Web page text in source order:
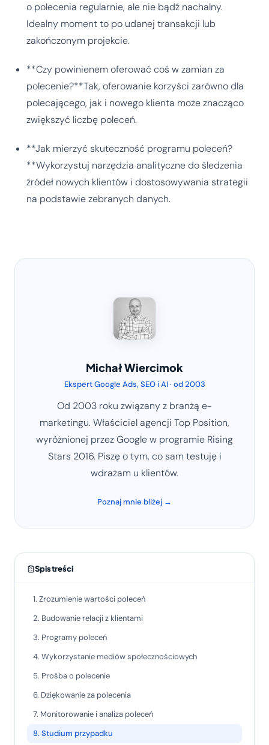
o polecenia regularnie, ale nie bądź nachalny.
Idealny moment to po udanej transakcji lub
zakończonym projekcie.
**Czy powinienem oferować coś w zamian za
polecenie?**Tak, oferowanie korzyści zarówno dla
polecającego, jak i nowego klienta może znacząco
zwiększyć liczbę poleceń.
**Jak mierzyć skuteczność programu poleceń?
**Wykorzystuj narzędzia analityczne do śledzenia
źródeł nowych klientów i dostosowywania strategii
na podstawie zebranych danych.
Michał Wiercimok
Ekspert Google Ads, SEO i AI · od 2003
Od 2003 roku związany z branżą e-
marketingu. Właściciel agencji Top Position,
wyróżnionej przez Google w programie Rising
Stars 2016. Piszę o tym, co sam testuję i
wdrażam u klientów.
Poznaj mnie bliżej →
Spis treści
1. Zrozumienie wartości poleceń
2. Budowanie relacji z klientami
3. Programy poleceń
4. Wykorzystanie mediów społecznościowych
5. Prośba o polecenie
6. Dziękowanie za polecenia
7. Monitorowanie i analiza poleceń
8. Studium przypadku